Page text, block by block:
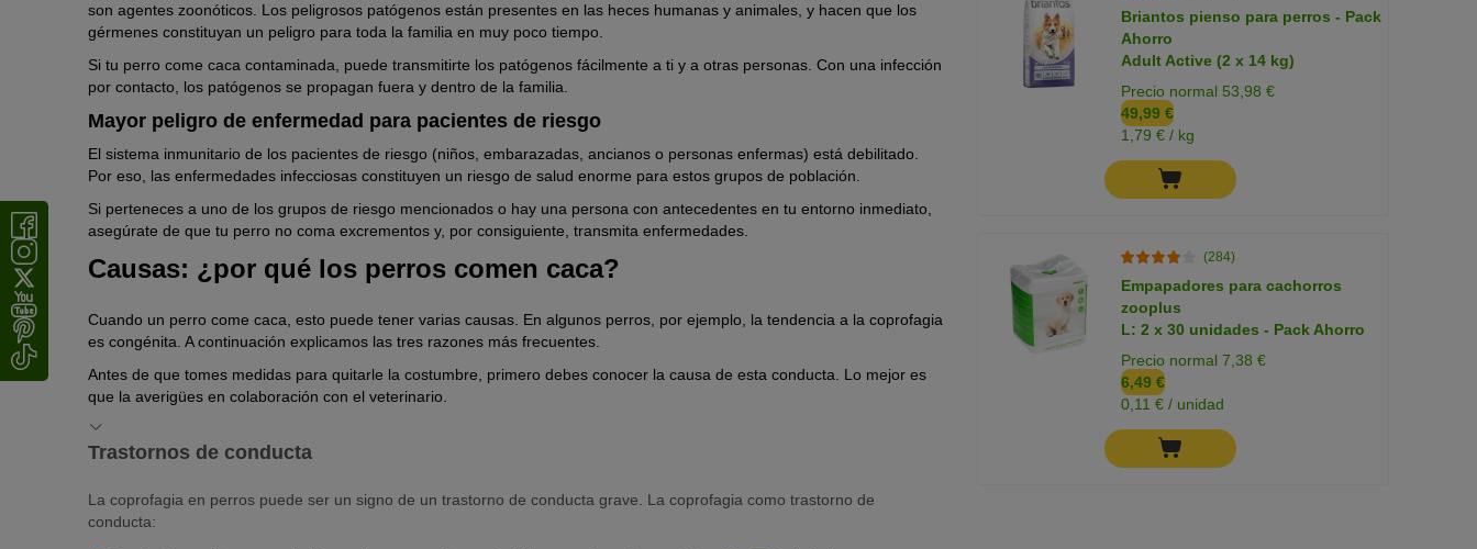
En lasheces de caballopuede haber antihelmínticos tóxicos para el perro.
Losexcrementos humanospueden contener residuos de medicamentos o drogas.
son agentes zoonóticos. Los peligrosos patógenos están presentes en las heces humanas y animales, y hacen que los
gérmenes constituyan un peligro para toda la familia en muy poco tiempo.
Si tu perro come caca contaminada, puede transmitirte los patógenos fácilmente a ti y a otras personas. Con una infección
por contacto, los patógenos se propagan fuera y dentro de la familia.
Mayor peligro de enfermedad para pacientes de riesgo
El sistema inmunitario de los pacientes de riesgo (niños, embarazadas, ancianos o personas enfermas) está debilitado.
Por eso, las enfermedades infecciosas constituyen un riesgo de salud enorme para estos grupos de población.
Si perteneces a uno de los grupos de riesgo mencionados o hay una persona con antecedentes en tu entorno inmediato,
asegúrate de que tu perro no coma excrementos y, por consiguiente, transmita enfermedades.
Causas: ¿por qué los perros comen caca?
Cuando un perro come caca, esto puede tener varias causas. En algunos perros, por ejemplo, la tendencia a la coprofagia
es congénita. A continuación explicamos las tres razones más frecuentes.
Antes de que tomes medidas para quitarle la costumbre, primero debes conocer la causa de esta conducta. Lo mejor es
que la averigües en colaboración con el veterinario.
Trastornos de conducta
La coprofagia en perros puede ser un signo de un trastorno de conducta grave. La coprofagia como trastorno de
conducta:
Briantos pienso para perros - Pack
Ahorro
Adult Active (2 x 14 kg)
Precio normal 53,98 €
49,99 €
1,79 € / kg
(284)
Empapadores para cachorros
zooplus
L: 2 x 30 unidades - Pack Ahorro
Precio normal 7,38 €
6,49 €
0,11 € / unidad